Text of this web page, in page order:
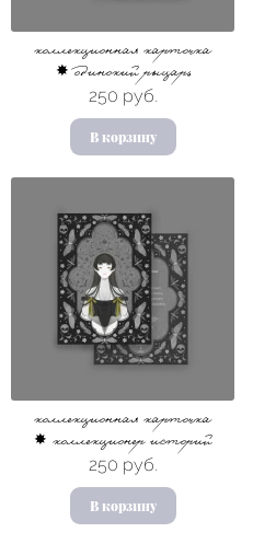
коллекционная карточка
✸ одинокий рыцарь
250 руб.
В корзину
коллекционная карточка
✸ коллекционер историй
250 руб.
В корзину